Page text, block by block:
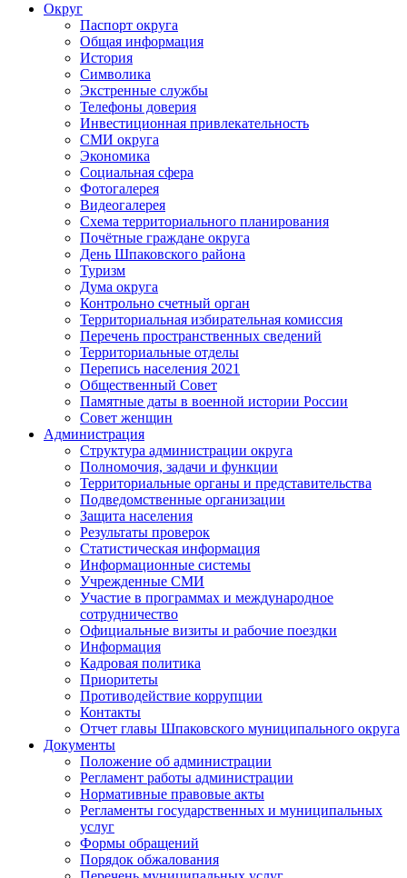
Округ
Паспорт округа
Общая информация
История
Символика
Экстренные службы
Телефоны доверия
Инвестиционная привлекательность
СМИ округа
Экономика
Социальная сфера
Фотогалерея
Видеогалерея
Схема территориального планирования
Почётные граждане округа
День Шпаковского района
Туризм
Дума округа
Контрольно счетный орган
Территориальная избирательная комиссия
Перечень пространственных сведений
Территориальные отделы
Перепись населения 2021
Общественный Совет
Памятные даты в военной истории России
Совет женщин
Администрация
Структура администрации округа
Полномочия, задачи и функции
Территориальные органы и представительства
Подведомственные организации
Защита населения
Результаты проверок
Статистическая информация
Информационные системы
Учрежденные СМИ
Участие в программах и международное
сотрудничество
Официальные визиты и рабочие поездки
Информация
Кадровая политика
Приоритеты
Противодействие коррупции
Контакты
Отчет главы Шпаковского муниципального округа
Документы
Положение об администрации
Регламент работы администрации
Нормативные правовые акты
Регламенты государственных и муниципальных
услуг
Формы обращений
Порядок обжалования